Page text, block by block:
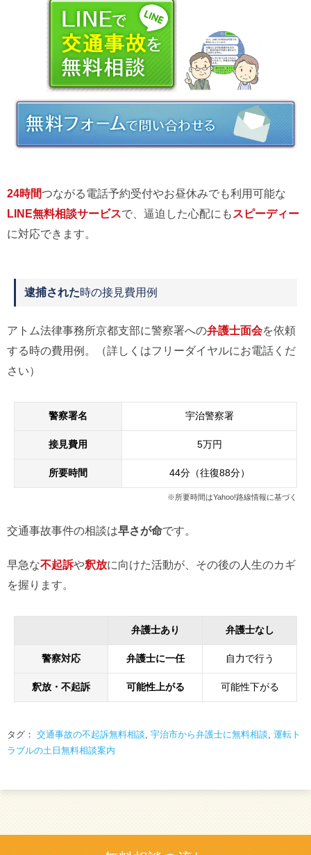
24時間つながる電話予約受付やお昼休みでも利用可能な
LINE無料相談サービスで、逼迫した心配にも スピーディー
に対応できます。
逮捕された時の接見費用例
アトム法律事務所京都支部に警察署への弁護士面会を依頼
する時の費用例。（詳しくはフリーダイヤルにお電話くだ
さい）
警察署名 宇治警察署
接見費用 5万円
所要時間 44分（往復88分）
※所要時間はYahoo!路線情報に基づく
交通事故事件の相談は早さが命です。
早急な不起訴や釈放に向けた活動が、その後の人生のカギ
を握ります。
弁護士あり 弁護士なし
警察対応 弁護士に一任 自力で行う
釈放・不起訴 可能性上がる 可能性下がる
タグ： 交通事故の不起訴無料相談, 宇治市から弁護士に無料相談, 運転ト
ラブルの土日無料相談案内